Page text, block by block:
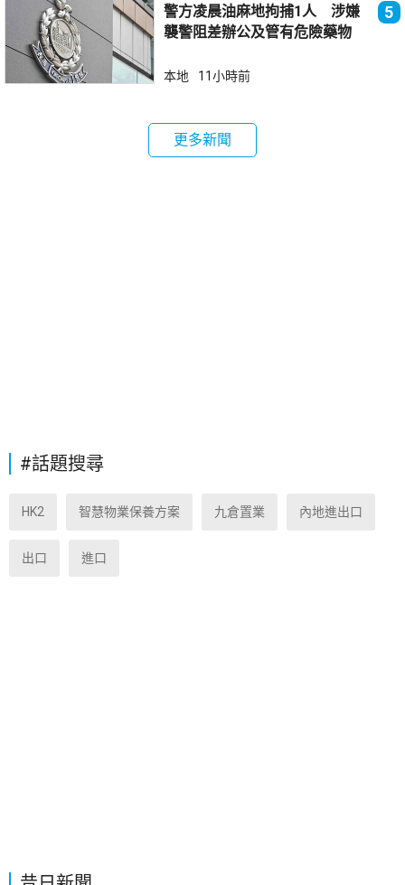
警方凌晨油麻地拘捕1人 涉嫌
襲警阻差辦公及管有危險藥物
5
本地 11小時前
更多新聞
#話題搜尋
HK2 智慧物業保養方案 九倉置業 內地進出口
出口 進口